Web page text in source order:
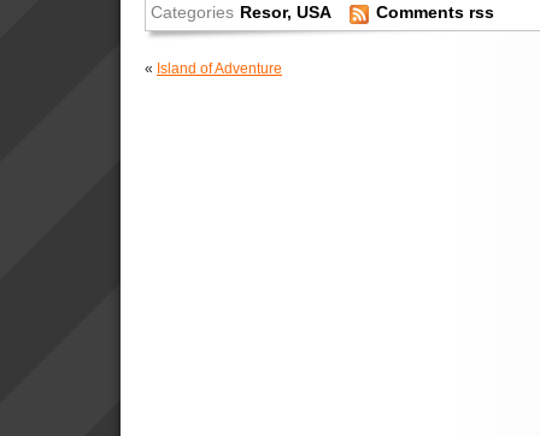
Categories Resor,USA Comments rss
« Island of Adventure